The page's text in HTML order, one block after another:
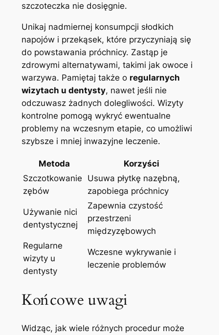
szczoteczka nie dosięgnie.
Unikaj nadmiernej konsumpcji słodkich
napojów i przekąsek, które przyczyniają się
do powstawania próchnicy. Zastąp je
zdrowymi alternatywami, takimi jak owoce i
warzywa. Pamiętaj także o regularnych
wizytach u dentysty, nawet jeśli nie
odczuwasz żadnych dolegliwości. Wizyty
kontrolne pomogą wykryć ewentualne
problemy na wczesnym etapie, co umożliwi
szybsze i mniej inwazyjne leczenie.
Metoda
Korzyści
Szczotkowanie
zębów
Usuwa płytkę nazębną,
zapobiega próchnicy
Używanie nici
dentystycznej
Zapewnia czystość
przestrzeni
międzyzębowych
Regularne
wizyty u
dentysty
Wczesne wykrywanie i
leczenie problemów
Końcowe uwagi
Widząc, jak wiele różnych procedur może